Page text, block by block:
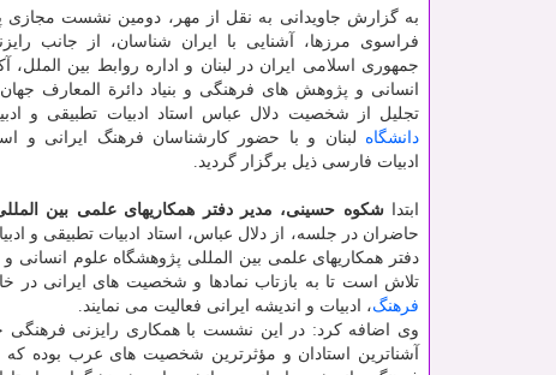
به گزارش جاویدانی به نقل از مهر، دومین نشست مجازی
فراسوی مرزها، آشنایی با ایران شناسان، از جانب
جمهوری اسلامی ایران در لبنان و اداره روابط بین الملل،
انسانی و پژوهش های فرهنگی و بنیاد دائرة المعارف
تجلیل از شخصیت دلال عباس استاد ادبیات تطبیقی و
دانشگاه لبنان و با حضور کارشناسان فرهنگ ایرانی و
ادبیات فارسی ذیل برگزار گردید.
ابتدا شکوه حسینی، مدیر دفتر همکاریهای علمی بین
حاضران در جلسه، از دلال عباس، استاد ادبیات تطبیقی و
دفتر همکاریهای علمی بین المللی پژوهشگاه علوم
تلاش است تا به بازتاب نمادها و شخصیت های ایرانی در
فرهنگ، ادبیات و اندیشه ایرانی فعالیت می نمایند.
وی اضافه کرد: در این نشست با همکاری رایزنی فرهنگی
آشناترین استادان و مؤثرترین شخصیت های عرب